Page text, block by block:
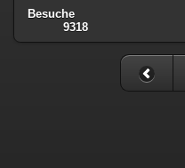
Besuche
9318